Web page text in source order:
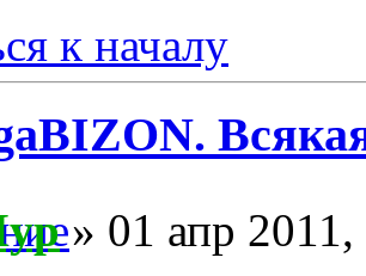
к началу
» 01 апр 2011,